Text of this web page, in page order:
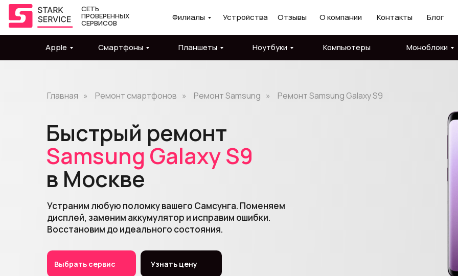
Apple Смартфоны Планшеты Ноутбуки Компьютеры Моноблоки
Отзывы О компании
Устройства
Филиалы Контакты Блог
СЕТЬ
ПРОВЕРЕННЫХ
СЕРВИСОВ
Главная » Ремонт смартфонов » Ремонт Samsung » Ремонт Samsung Galaxy S9
Быстрый ремонт
Samsung GalaxyS9
в Москве
Устраним любую поломку вашего Самсунга. Поменяем
дисплей, заменим аккумулятор и исправим ошибки.
Восстановим до идеального состояния.
Выбрать сервис Узнать цену